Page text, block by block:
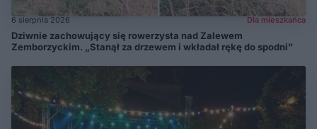
6 sierpnia 2026 Dla mieszkańca
Dziwnie zachowujący się rowerzysta nad Zalewem
Zemborzyckim. „Stanął za drzewem i wkładał rękę do spodni”